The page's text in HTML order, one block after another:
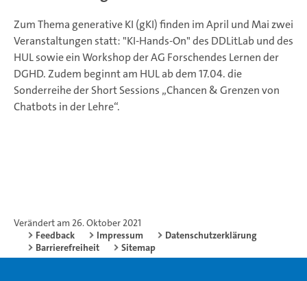
Zum Thema generative KI (gKI) finden im April und Mai zwei
Veranstaltungen statt: "KI-Hands-On" des DDLitLab und des
HUL sowie ein Workshop der AG Forschendes Lernen der
DGHD. Zudem beginnt am HUL ab dem 17.04. die
Sonderreihe der Short Sessions „Chancen & Grenzen von
Chatbots in der Lehre“.
Verändert am 26. Oktober 2021
Feedback
Impressum
Datenschutzerklärung
Barrierefreiheit
Sitemap